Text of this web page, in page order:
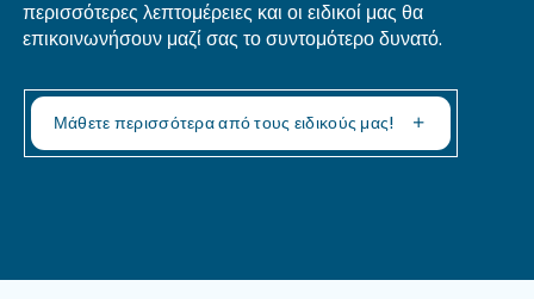
Ερωτήσεις και απαντήσεις
Ποιο Ποσοστό Του Κόστους
Μπορεί Να Αντιστοιχεί Στην
Ποιο Είναι Το Κατά Προσέγγιση